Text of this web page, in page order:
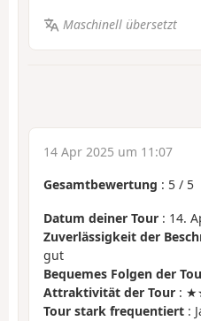
Maschinell übersetzt
14 Apr 2025 um 11:07
Gesamtbewertung : 5 / 5
Datum deiner Tour : 14.
Zuverlässigkeit der
gut
Bequemes Folgen der
Attraktivität der Tour :
Tour stark frequentiert :